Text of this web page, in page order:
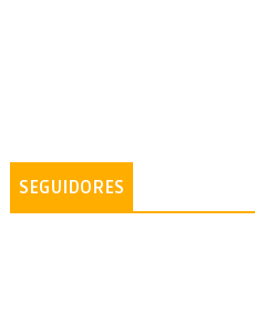
SEGUIDORES